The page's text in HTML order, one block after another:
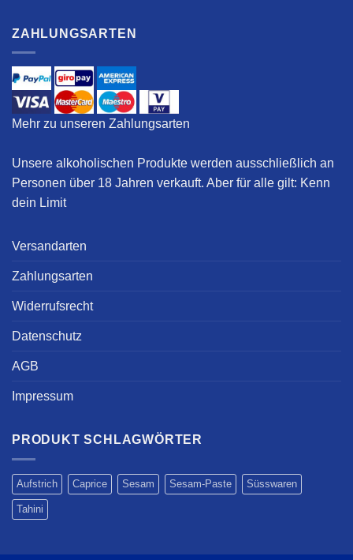
ZAHLUNGSARTEN
Mehr zu unseren Zahlungsarten
Unsere alkoholischen Produkte werden ausschließlich an
Personen über 18 Jahren verkauft. Aber für alle gilt: Kenn
dein Limit
Versandarten
Zahlungsarten
Widerrufsrecht
Datenschutz
AGB
Impressum
PRODUKT SCHLAGWÖRTER
Aufstrich Caprice Sesam Sesam-Paste Süsswaren
Tahini